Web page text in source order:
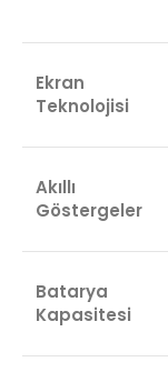
Ekran
Teknolojisi
Akıllı
Göstergeler
Batarya
Kapasitesi